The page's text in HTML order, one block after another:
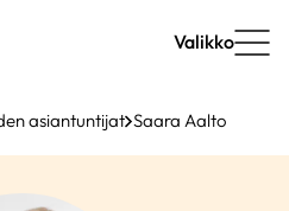
Valikko
asiantuntijat Saara Aalto